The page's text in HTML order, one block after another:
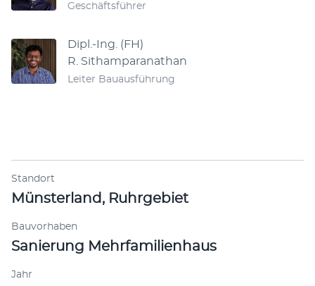
Geschäftsführer
Dipl.-Ing. (FH)
R. Sithamparanathan
Leiter Bauausführung
ShopVoter-1796090
Zuver­läs­sig, kom­pe­tent, Top-Beratung
Standort
Münsterland, Ruhrgebiet
Bauvorhaben
Sanierung Mehrfamilienhaus
Jahr